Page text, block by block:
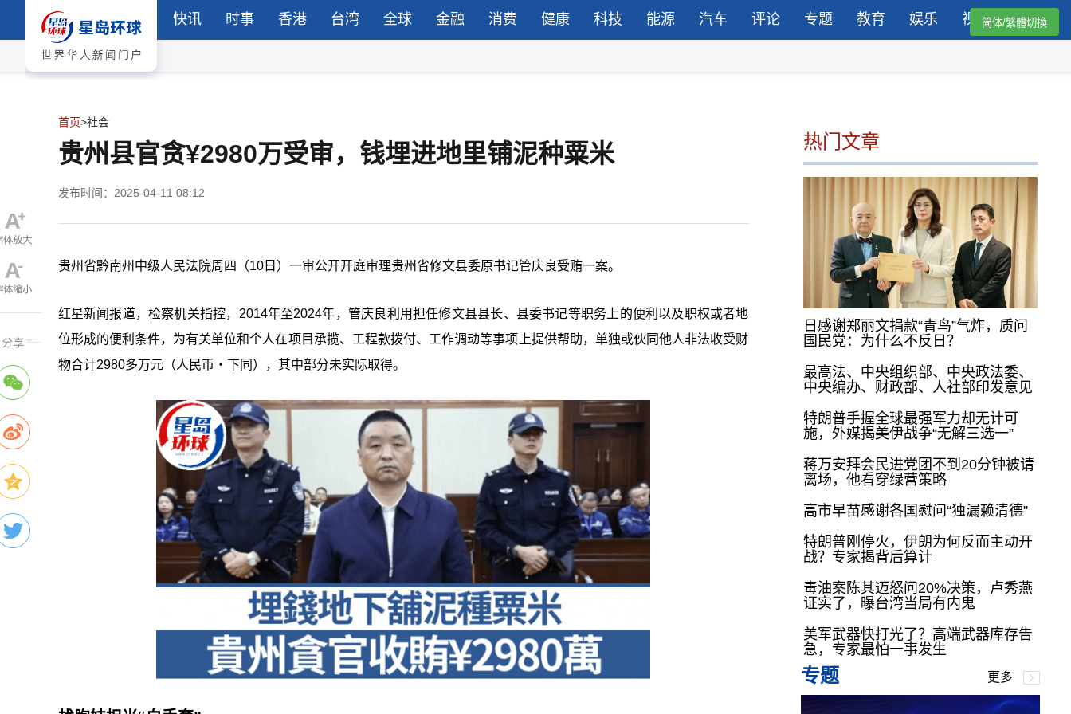
快讯 时事 香港 台湾 全球 金融 消费 健康 科技 能源 汽车 评论 专题 教育 娱乐 视频简体/繁體切換
首页>社会
贵州县官贪¥2980万受审，钱埋进地里铺泥种粟米
发布时间：2025-04-11 08:12
贵州省黔南州中级人民法院周四（10日）一审公开开庭审理贵州省修文县委原书记管庆良受贿一案。
红星新闻报道，检察机关指控，2014年至2024年，管庆良利用担任修文县县长、县委书记等职务上的便利以及职权或者地
位形成的便利条件，为有关单位和个人在项目承揽、工程款拨付、工作调动等事项上提供帮助，单独或伙同他人非法收受财
物合计2980多万元（人民币‧下同），其中部分未实际取得。
热门文章
日感谢郑丽文捐款“青鸟”气炸，质问
国民党：为什么不反日？
最高法、中央组织部、中央政法委、
中央编办、财政部、人社部印发意见
特朗普手握全球最强军力却无计可
施，外媒揭美伊战争“无解三选一”
蒋万安拜会民进党团不到20分钟被请
离场，他看穿绿营策略
高市早苗感谢各国慰问“独漏赖清德”
特朗普刚停火，伊朗为何反而主动开
战？专家揭背后算计
毒油案陈其迈怒问20%决策，卢秀燕
证实了，曝台湾当局有内鬼
美军武器快打光了？高端武器库存告
急，专家最怕一事发生
专题 更多